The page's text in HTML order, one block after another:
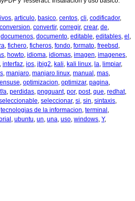
, articulo, basico, centos, cli, codificador,
conversion, convertir, corregir, crear, de,
documenos, documento, editable, editables, el ,
, fichero, ficheros, fondo, formato, freebsd ,
, howto, idioma, idiomas, imagen, imagenes,
, interfaz, ios, jbig2, kali, kali linux, la, limpiar,
, manjaro, manjaro linux, manual , mas,
, optimizacion, optimizar, pagina,
a, perdidas, pngquant, por, post, que, redhat,
, seleccionar, si, sin, sintaxis,
tecnologias de la informacion, terminal ,
, ubuntu, un, una, uso, windows, Y,